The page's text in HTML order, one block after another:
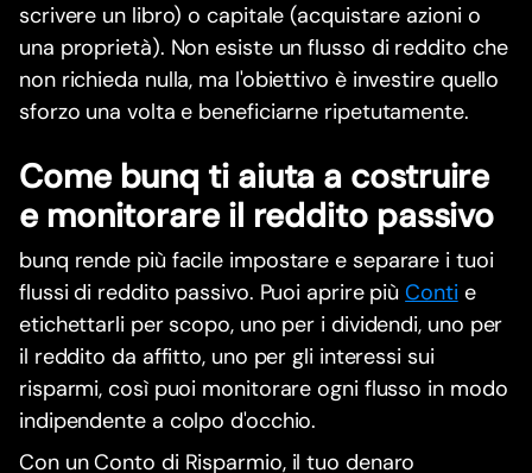
scrivere un libro) o capitale (acquistare azioni o
una proprietà). Non esiste un flusso di reddito che
non richieda nulla, ma l'obiettivo è investire quello
sforzo una volta e beneficiarne ripetutamente.
Come bunq ti aiuta a costruire
e monitorare il reddito passivo
bunq rende più facile impostare e separare i tuoi
flussi di reddito passivo. Puoi aprire piùConti e
etichettarli per scopo, uno per i dividendi, uno per
il reddito da affitto, uno per gli interessi sui
risparmi, così puoi monitorare ogni flusso in modo
indipendente a colpo d'occhio.
Con un Conto di Risparmio, il tuo denaro